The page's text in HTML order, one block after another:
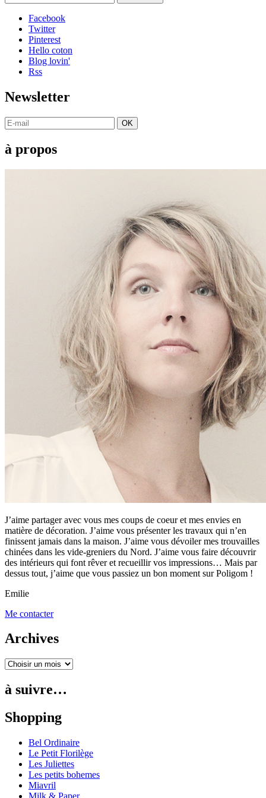
Facebook
Twitter
Pinterest
Hello coton
Blog lovin'
Rss
Newsletter
OK
à propos
J’aime partager avec vous mes coups de coeur et mes envies en
matière de décoration. J’aime vous présenter les travaux qui n’en
finissent jamais dans la maison. J’aime vous dévoiler mes trouvailles
chinées dans les vide-greniers du Nord. J’aime vous faire découvrir
des intérieurs qui font rêver et recueillir vos impressions… Mais par
dessus tout, j’aime que vous passiez un bon moment sur Poligom !
Emilie
Me contacter
Archives
à suivre…
Shopping
Bel Ordinaire
Le Petit Florilège
Les Juliettes
Les petits bohemes
Miavril
Milk & Paper